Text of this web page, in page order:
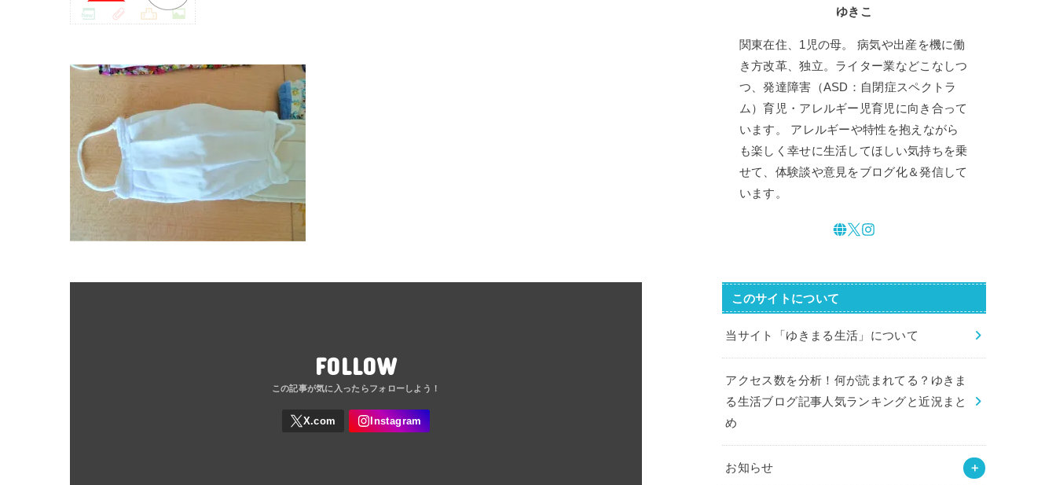
FOLLOW
ゆきこ
関東在住、1児の母。 病気や出産を機に働
き方改革、独立。ライター業などこなしつ
つ、発達障害（ASD：自閉症スペクトラ
ム）育児・アレルギー児育児に向き合って
います。 アレルギーや特性を抱えながら
も楽しく幸せに生活してほしい気持ちを乗
せて、体験談や意見をブログ化＆発信して
います。
このサイトについて
当サイト「ゆきまる生活」について
アクセス数を分析！何が読まれてる？ゆきま
る生活ブログ記事人気ランキングと近況まと
め
お知らせ